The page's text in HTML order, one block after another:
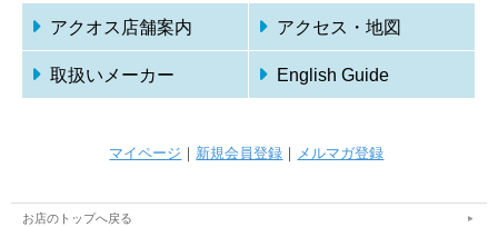
アクオス店舗案内 アクセス・地図
取扱いメーカー English Guide
マイページ ｜ 新規会員登録 ｜ メルマガ登録
お店のトップへ戻る